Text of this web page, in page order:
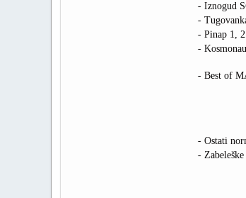
- Iznogud
-
- Pinap 1,
-
- Best of
- Ostati
-